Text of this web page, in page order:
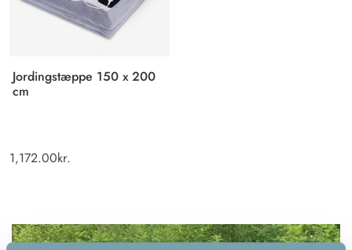
Jordingstæppe 150 x 200
cm
1,172.00kr.